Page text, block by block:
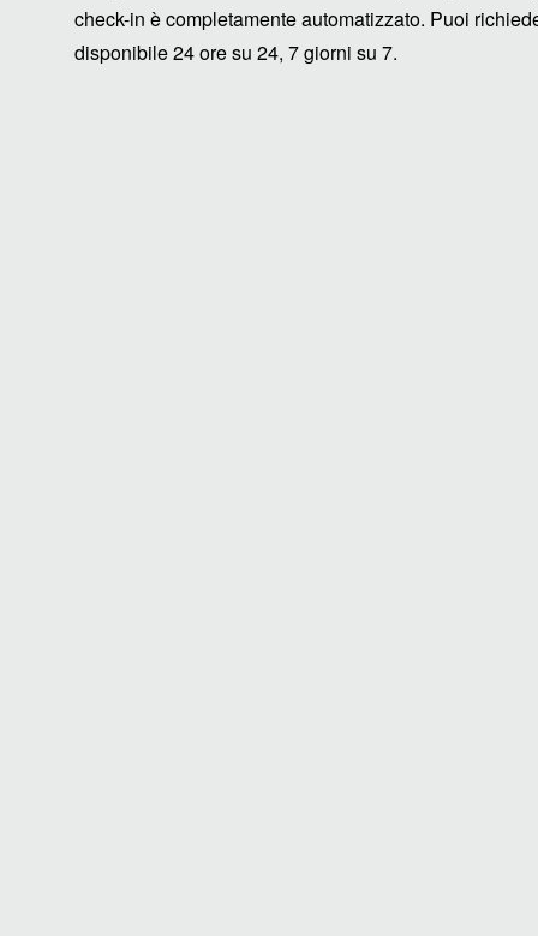
check-in è completamente automatizzato. Puoi
disponibile 24 ore su 24, 7 giorni su 7.